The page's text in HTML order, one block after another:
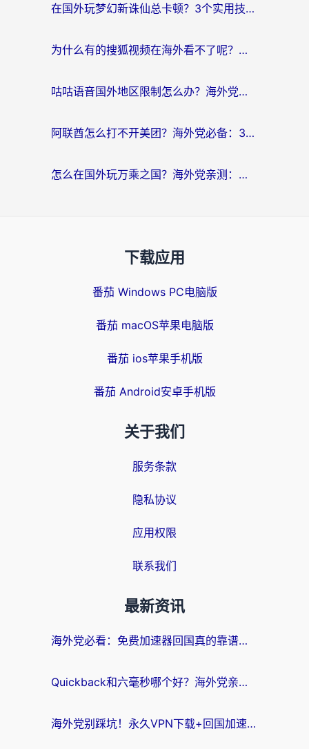
在国外玩梦幻新诛仙总卡顿？3个实用技巧解决海外党痛点（附回国加速器选择指南）
为什么有的搜狐视频在海外看不了呢？留学生亲测有效的回国加速攻略
咕咕语音国外地区限制怎么办？海外党必备的回国加速器选择指南（附音悦Tai、搜狐视频解决妙招）
阿联酋怎么打不开美团？海外党必备：3步解决回国追剧、看球、刷B站的全部烦恼
怎么在国外玩万乘之国？海外党亲测：突破限制的3个实用技巧
下载应用
番茄 Windows PC电脑版
番茄 macOS苹果电脑版
番茄 ios苹果手机版
番茄 Android安卓手机版
关于我们
服务条款
隐私协议
应用权限
联系我们
最新资讯
海外党必看：免费加速器回国真的靠谱吗？3步教你选到好用的归雁替代
Quickback和六毫秒哪个好？海外党亲测：选对回国加速器，无缝刷剧办公不再愁
海外党别踩坑！永久VPN下载+回国加速器选择指南，无缝刷国内剧游戏支付